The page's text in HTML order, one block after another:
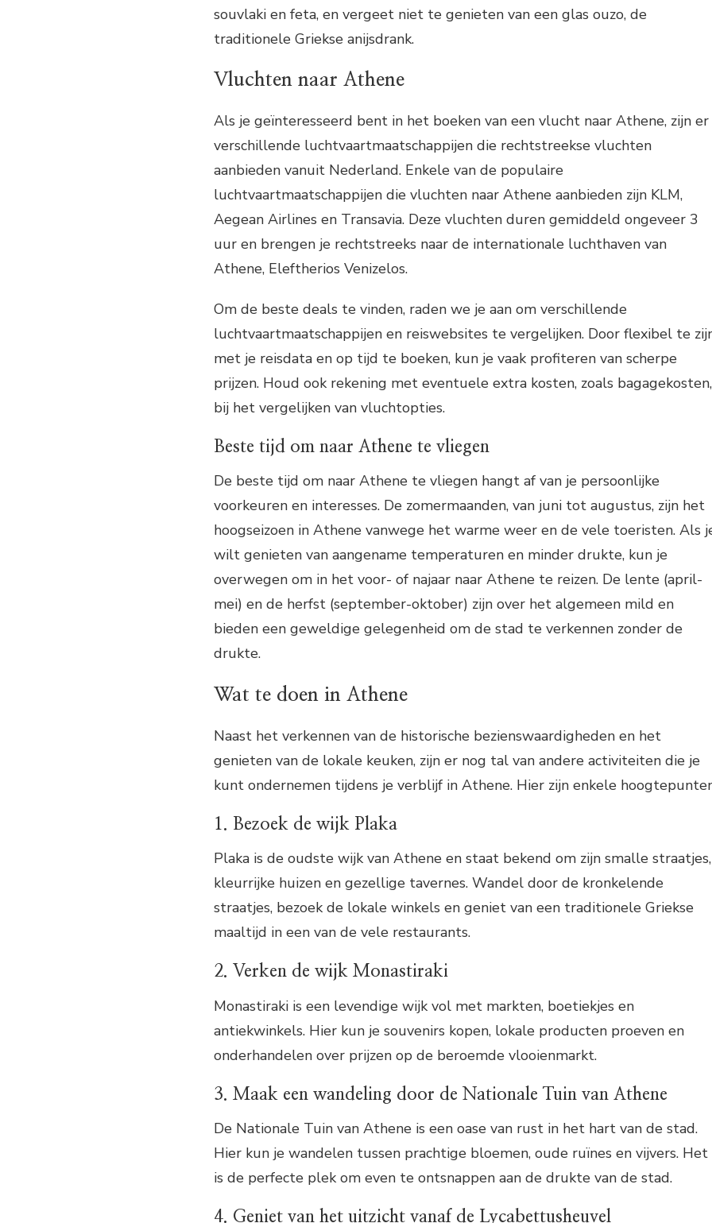
souvlaki en feta, en vergeet niet te genieten van een glas ouzo, de
traditionele Griekse anijsdrank.
Vluchten naar Athene
Als je geïnteresseerd bent in het boeken van een vlucht naar Athene, zijn er
verschillende luchtvaartmaatschappijen die rechtstreekse vluchten
aanbieden vanuit Nederland. Enkele van de populaire
luchtvaartmaatschappijen die vluchten naar Athene aanbieden zijn KLM,
Aegean Airlines en Transavia. Deze vluchten duren gemiddeld ongeveer 3
uur en brengen je rechtstreeks naar de internationale luchthaven van
Athene, Eleftherios Venizelos.
Om de beste deals te vinden, raden we je aan om verschillende
luchtvaartmaatschappijen en reiswebsites te vergelijken. Door flexibel te
met je reisdata en op tijd te boeken, kun je vaak profiteren van scherpe
prijzen. Houd ook rekening met eventuele extra kosten, zoals bagagekosten,
bij het vergelijken van vluchtopties.
Beste tijd om naar Athene te vliegen
De beste tijd om naar Athene te vliegen hangt af van je persoonlijke
voorkeuren en interesses. De zomermaanden, van juni tot augustus, zijn het
hoogseizoen in Athene vanwege het warme weer en de vele toeristen. Als
wilt genieten van aangename temperaturen en minder drukte, kun je
overwegen om in het voor- of najaar naar Athene te reizen. De lente (april-
mei) en de herfst (september-oktober) zijn over het algemeen mild en
bieden een geweldige gelegenheid om de stad te verkennen zonder de
drukte.
Wat te doen in Athene
Naast het verkennen van de historische bezienswaardigheden en het
genieten van de lokale keuken, zijn er nog tal van andere activiteiten die je
kunt ondernemen tijdens je verblijf in Athene. Hier zijn enkele
1. Bezoek de wijk Plaka
Plaka is de oudste wijk van Athene en staat bekend om zijn smalle straatjes,
kleurrijke huizen en gezellige tavernes. Wandel door de kronkelende
straatjes, bezoek de lokale winkels en geniet van een traditionele Griekse
maaltijd in een van de vele restaurants.
2. Verken de wijk Monastiraki
Monastiraki is een levendige wijk vol met markten, boetiekjes en
antiekwinkels. Hier kun je souvenirs kopen, lokale producten proeven en
onderhandelen over prijzen op de beroemde vlooienmarkt.
3. Maak een wandeling door de Nationale Tuin van Athene
De Nationale Tuin van Athene is een oase van rust in het hart van de stad.
Hier kun je wandelen tussen prachtige bloemen, oude ruïnes en vijvers. Het
is de perfecte plek om even te ontsnappen aan de drukte van de stad.
4. Geniet van het uitzicht vanaf de Lycabettusheuvel